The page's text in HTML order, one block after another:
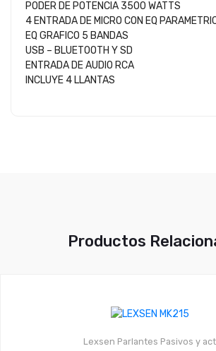
PODER DE POTENCIA 3500 WATTS
4 ENTRADA DE MICRO CON EQ
EQ GRAFICO 5 BANDAS
USB – BLUETOOTH Y SD
ENTRADA DE AUDIO RCA
INCLUYE 4 LLANTAS
Productos
Lexsen Parlantes Pasivos y